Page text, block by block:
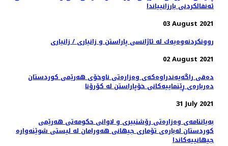
ئه‌نفالكردنى بارزانيياندا
03 August 2021
روونكردنه‌وه‌یه‌ك له‌ ئاژانسی پاراستن و زانیاری / زانیاری
02 August 2021
دەقی راگەیەندراوەکەی وەزارەتی ناوخۆی هەرێمی کوردستان
دەربارەی ڕێنماییەکانی خۆپاراستن لە کۆرۆنا
31 July 2021
بەیاننامەی وەزارەتی رۆشنبیری و لاوانی حکومەتی هەرێمی
کوردستان لەبارەی تۆماری جیهانی هەورامان لە لیستی شوێنەوارە
جیهانییەکاندا